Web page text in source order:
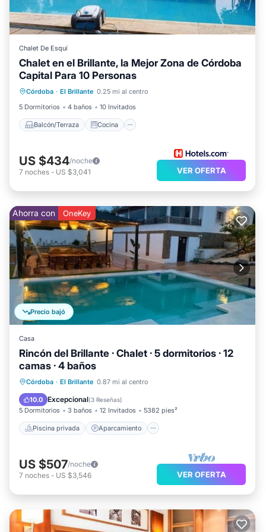
Chalet De Esquí
Chalet en el Brillante, la Mejor Zona de Córdoba
Capital Para 10 Personas
Córdoba · El Brillante 0.25 mi al centro
5 Dormitorios
4 baños 10 Invitados
Balcón/Terraza Cocina
Balcón/Terraza
Cocina
Aire acondicionado
Internet
US $434/noche
7 noches - US $3,041 VER OFERTA
Precio bajó
Ahorra con OneKey
Casa
Rincón del Brillante · Chalet · 5 dormitorios · 12
camas · 4 baños
Córdoba · El Brillante 0.87 mi al centro
10.0 Excepcional(3 Reseñas)
5 Dormitorios 3 baños 12 Invitados 5382 pies²
Piscina privada Aparcamiento
Piscina privada
Aparcamiento
Piscina
Balcón/Terraza
US $507/noche
7 noches - US $3,546 VER OFERTA